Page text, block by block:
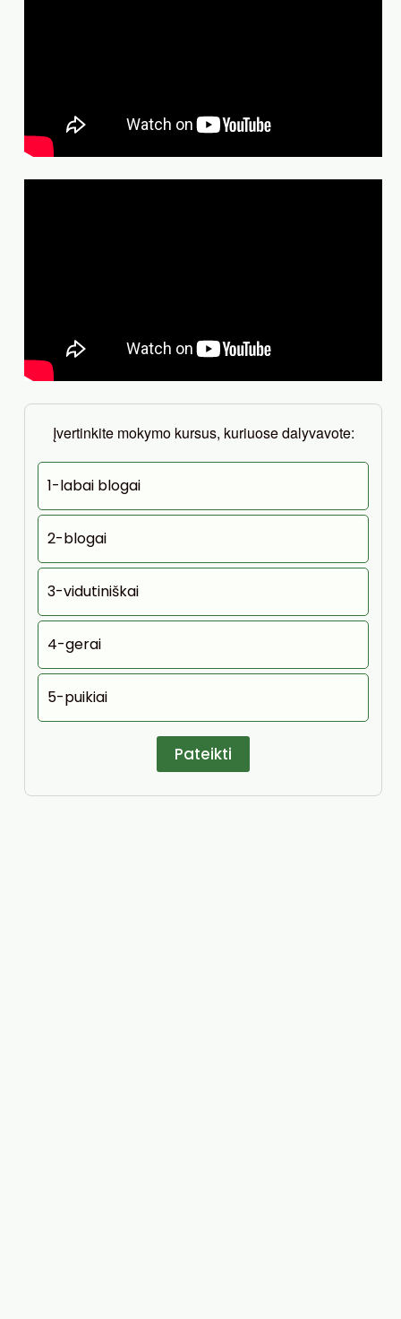
Įvertinkite mokymo kursus, kuriuose dalyvavote:
1-labai blogai
2-blogai
3-vidutiniškai
4-gerai
5-puikiai